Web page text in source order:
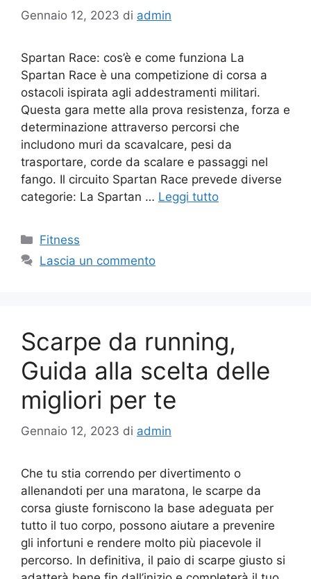
Gennaio 12, 2023 di admin
Spartan Race: cos’è e come funziona La
Spartan Race è una competizione di corsa a
ostacoli ispirata agli addestramenti militari.
Questa gara mette alla prova resistenza, forza e
determinazione attraverso percorsi che
includono muri da scavalcare, pesi da
trasportare, corde da scalare e passaggi nel
fango. Il circuito Spartan Race prevede diverse
categorie: La Spartan … Leggi tutto
Fitness
Lascia un commento
Scarpe da running,
Guida alla scelta delle
migliori per te
Gennaio 12, 2023 di admin
Che tu stia correndo per divertimento o
allenandoti per una maratona, le scarpe da
corsa giuste forniscono la base adeguata per
tutto il tuo corpo, possono aiutare a prevenire
gli infortuni e rendere molto più piacevole il
percorso. In definitiva, il paio di scarpe giusto si